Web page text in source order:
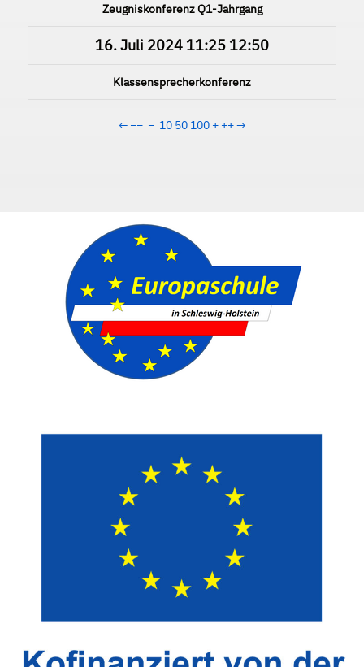
Zeugniskonferenz Q1-Jahrgang
16. Juli 2024 11:25 12:50
Klassensprecherkonferenz
← −− − 10 50 100 + ++→